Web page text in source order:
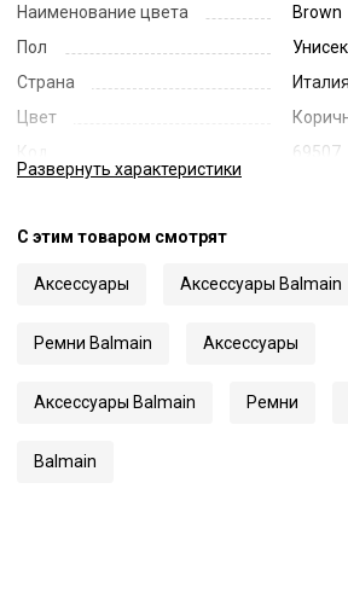
Наименование цвета
Brown
Пол
Страна
Италия
Цвет
69507
Развернуть характеристики
С этим товаром смотрят
Аксессуары Аксессуары Balmain
Ремни Balmain Аксессуары
Аксессуары Balmain Ремни
Balmain